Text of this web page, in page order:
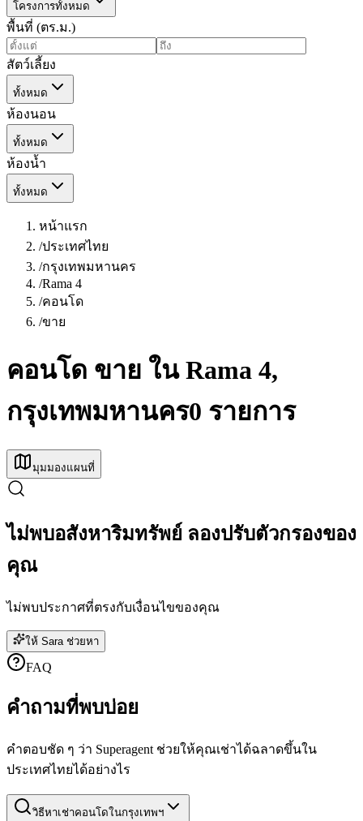
โครงการทั้งหมด
พื้นที่ (ตร.ม.)
สัตว์เลี้ยง
ทั้งหมด
ห้องนอน
ทั้งหมด
ห้องน้ำ
ทั้งหมด
หน้าแรก
/ประเทศไทย
/กรุงเทพมหานคร
/Rama 4
/คอนโด
/ขาย
คอนโด ขาย ใน Rama 4,
กรุงเทพมหานคร0 รายการ
มุมมองแผนที่
ไม่พบอสังหาริมทรัพย์ ลองปรับตัวกรองของ
คุณ
ไม่พบประกาศที่ตรงกับเงื่อนไขของคุณ
ให้ Sara ช่วยหา
FAQ
คำถามที่พบบ่อย
คำตอบชัด ๆ ว่า Superagent ช่วยให้คุณเช่าได้ฉลาดขึ้นใน
ประเทศไทยได้อย่างไร
วิธีหาเช่าคอนโดในกรุงเทพฯ